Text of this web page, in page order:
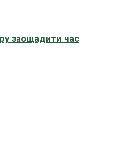
заощадити час